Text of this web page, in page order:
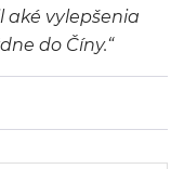
aké vylepšenia
do Číny.“